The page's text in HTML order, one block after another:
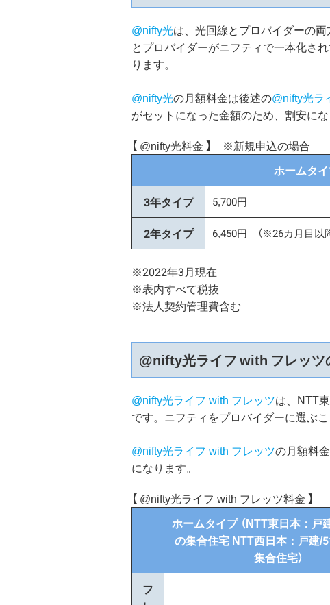
@nifty光は、光回線とプロバイダーの
とプロバイダーがニフティで一本化さ
ります。
@nifty光の月額料金は後述の@nifty光ラ
がセットになった金額のため、割安にな
【 @nifty光料金 】 ※新規申込の場合
ホームタ
3年タイプ
5,700円
2年タイプ 6,450円 （※26カ月目以
※2022年3月現在
※表内すべて税抜
※法人契約管理費含む
@nifty光ライフ with フレッツ
@nifty光ライフ with フレッツは、NTT
です。ニフティをプロバイダーに選ぶ
@nifty光ライフ with フレッツの月額料
になります。
【 @nifty光ライフ with フレッツ料金 】
ホームタイプ （NTT東日本：戸
の集合住宅 NTT西日本：戸建/
集合住宅）
フ